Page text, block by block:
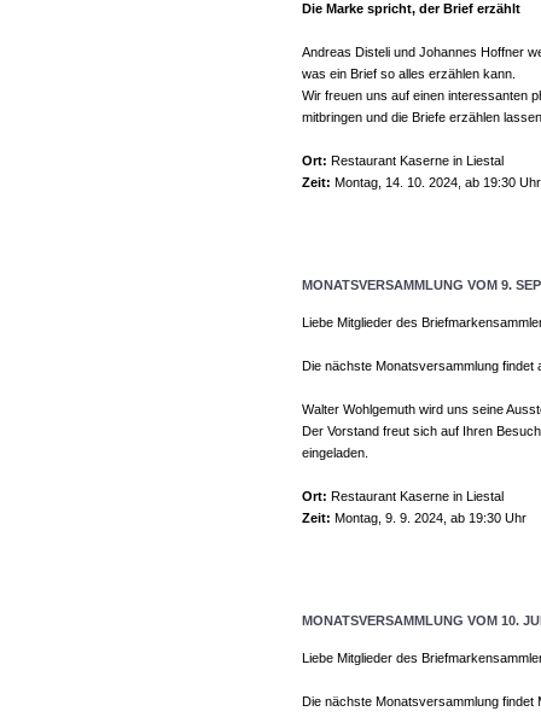
Die Marke spricht, der Brief erzählt
Andreas Disteli und Johannes Hoffner
was ein Brief so alles erzählen kann.
Wir freuen uns auf einen interessanten
mitbringen und die Briefe erzählen
Ort: Restaurant Kaserne in Liestal
Zeit: Montag, 14. 10. 2024, ab 19:30 Uhr
MONATSVERSAMMLUNG VOM 9.
Liebe Mitglieder des
Die nächste Monatsversammlung findet
Walter Wohlgemuth wird uns seine
Der Vorstand freut sich auf Ihren
eingeladen.
Ort: Restaurant Kaserne in Liestal
Zeit: Montag, 9. 9. 2024, ab 19:30 Uhr
MONATSVERSAMMLUNG VOM 10.
Liebe Mitglieder des
Die nächste Monatsversammlung findet